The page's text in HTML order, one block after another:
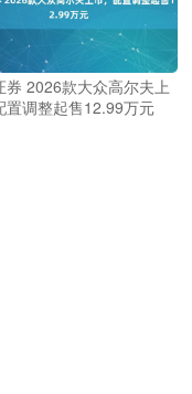
券 2026款大众高尔夫上
置调整起售12.99万元